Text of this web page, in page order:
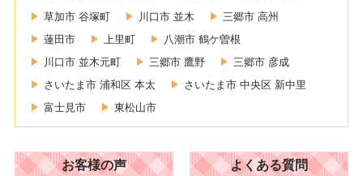
草加市 谷塚町
川口市 並木
三郷市 高州
蓮田市
上里町
八潮市 鶴ケ曽根
川口市 並木元町
三郷市 鷹野
三郷市 彦成
さいたま市 浦和区 本太
さいたま市 中央区 新中里
富士見市
東松山市
お客様の声 よくある質問